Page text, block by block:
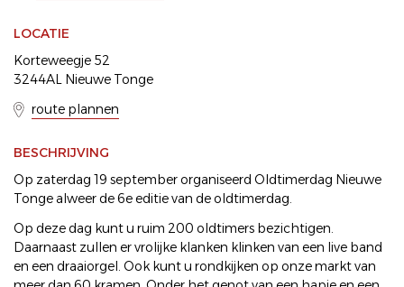
LOCATIE
Korteweegje 52
3244AL Nieuwe Tonge
route plannen
BESCHRIJVING
Op zaterdag 19 september organiseerd Oldtimerdag Nieuwe
Tonge alweer de 6e editie van de oldtimerdag.
Op deze dag kunt u ruim 200 oldtimers bezichtigen.
Daarnaast zullen er vrolijke klanken klinken van een live band
en een draaiorgel. Ook kunt u rondkijken op onze markt van